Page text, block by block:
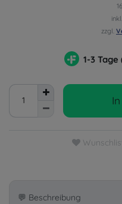
zzgl.
1-3
💬 Beschreibung